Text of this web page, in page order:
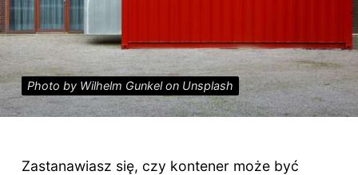
Photo by Wilhelm Gunkel on Unsplash
Zastanawiasz się, czy kontener może być